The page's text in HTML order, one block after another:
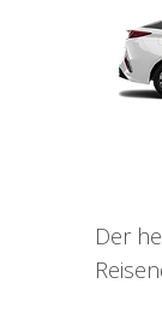
Der